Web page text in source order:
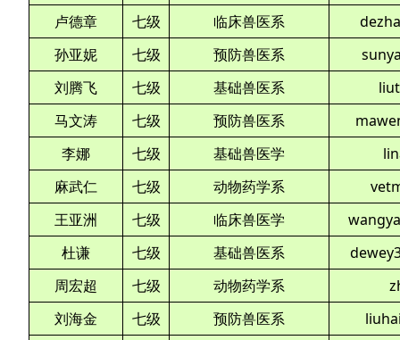
卢德章
七级 临床兽医系
孙亚妮
七级 预防兽医系
刘腾飞
七级 基础兽医系
马文涛
七级 预防兽医系
李娜
七级 基础兽医学
麻武仁
七级 动物药学系
王亚洲
七级 临床兽医学
杜谦
七级 基础兽医系
周宏超
七级 动物药学系
刘海金
七级 预防兽医系